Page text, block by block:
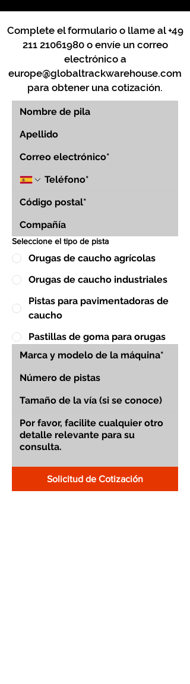
Complete el formulario o llame al+49
211 21061980o envíe un correo
electrónico a
europe@globaltrackwarehouse.com
para obtener una cotización.
Seleccione el tipo de pista
Orugas de caucho agrícolas
Orugas de caucho industriales
Pistas para pavimentadoras de
caucho
Pastillas de goma para orugas
Solicitud de Cotización